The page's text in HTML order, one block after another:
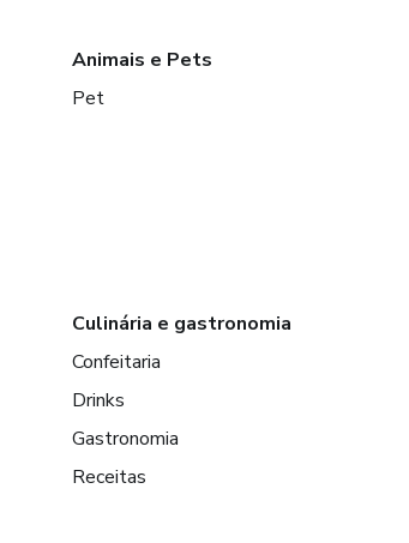
Animais e Pets
Pet
Culinária e gastronomia
Confeitaria
Drinks
Gastronomia
Receitas